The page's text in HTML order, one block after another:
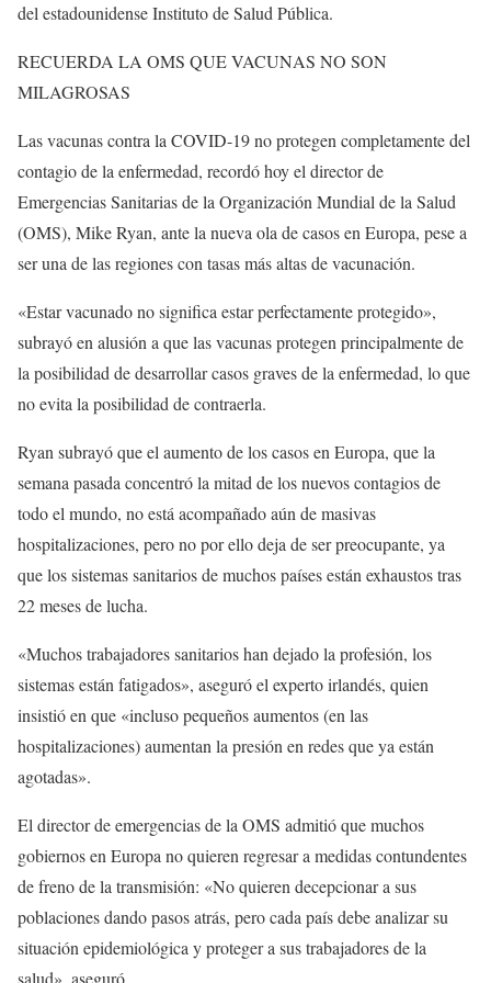
del estadounidense Instituto de Salud Pública.
RECUERDA LA OMS QUE VACUNAS NO SON
MILAGROSAS
Las vacunas contra la COVID-19 no protegen completamente del
contagio de la enfermedad, recordó hoy el director de
Emergencias Sanitarias de la Organización Mundial de la Salud
(OMS), Mike Ryan, ante la nueva ola de casos en Europa, pese a
ser una de las regiones con tasas más altas de vacunación.
«Estar vacunado no significa estar perfectamente protegido»,
subrayó en alusión a que las vacunas protegen principalmente de
la posibilidad de desarrollar casos graves de la enfermedad, lo que
no evita la posibilidad de contraerla.
Ryan subrayó que el aumento de los casos en Europa, que la
semana pasada concentró la mitad de los nuevos contagios de
todo el mundo, no está acompañado aún de masivas
hospitalizaciones, pero no por ello deja de ser preocupante, ya
que los sistemas sanitarios de muchos países están exhaustos tras
22 meses de lucha.
«Muchos trabajadores sanitarios han dejado la profesión, los
sistemas están fatigados», aseguró el experto irlandés, quien
insistió en que «incluso pequeños aumentos (en las
hospitalizaciones) aumentan la presión en redes que ya están
agotadas».
El director de emergencias de la OMS admitió que muchos
gobiernos en Europa no quieren regresar a medidas contundentes
de freno de la transmisión: «No quieren decepcionar a sus
poblaciones dando pasos atrás, pero cada país debe analizar su
situación epidemiológica y proteger a sus trabajadores de la
salud», aseguró.